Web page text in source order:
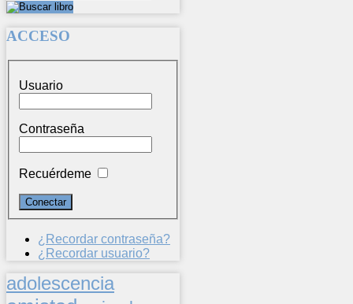
ACCESO
Usuario
Contraseña
Recuérdeme
¿Recordar contraseña?
¿Recordar usuario?
adolescencia